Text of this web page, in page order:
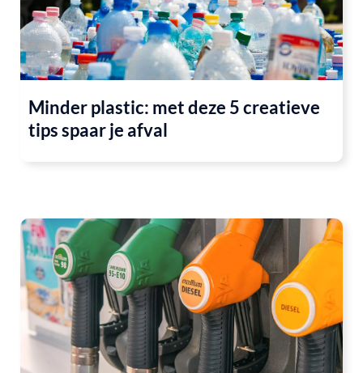
Minder plastic: met deze 5 creatieve
tips spaar je afval